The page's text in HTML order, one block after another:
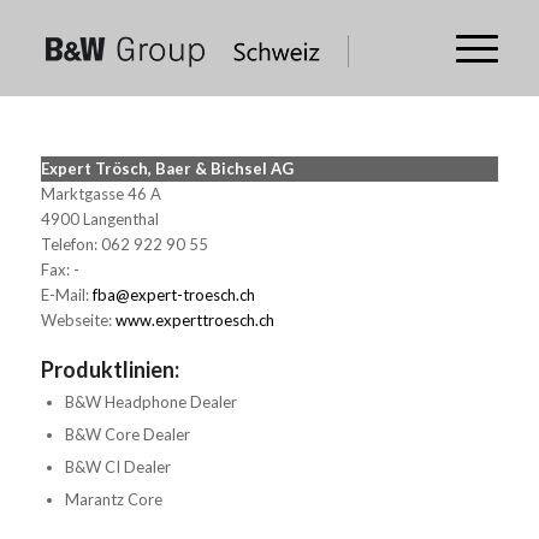
Expert Trösch, Baer & Bichsel AG
Marktgasse 46 A
4900 Langenthal
Telefon: 062 922 90 55
Fax: -
E-Mail:fba@expert-troesch.ch
Webseite:www.experttroesch.ch
Produktlinien:
B&W Headphone Dealer
B&W Core Dealer
B&W CI Dealer
Marantz Core